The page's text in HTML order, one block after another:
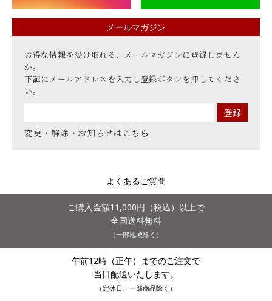
メールマガジン
お得な情報を受け取れる、メールマガジンに登録しません
か。
下記にメールアドレスを入力し登録ボタンを押してくださ
い。
変更・解除・お知らせは こちら
よくあるご質問
ご購入金額11,000円（税込）以上で
全国送料無料
（一部地域除く）
午前12時（正午）までのご注文で
当日配送いたします。
（定休日、一部商品除く）